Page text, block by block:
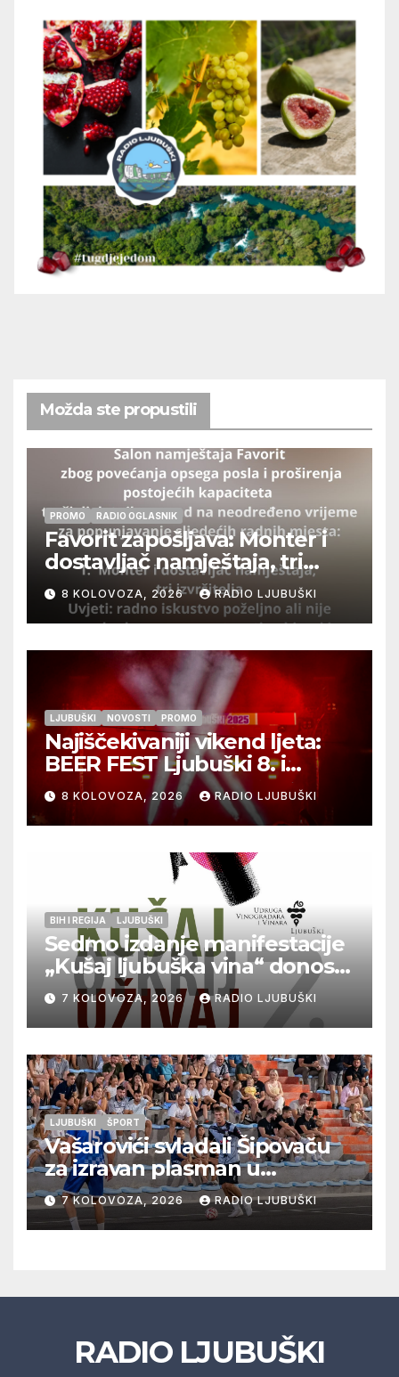
Možda ste propustili
PROMO RADIO OGLASNIK
Favorit zapošljava: Monter i
dostavljač namještaja, tri
izvršitelja
8 KOLOVOZA, 2026 RADIO LJUBUŠKI
LJUBUŠKI NOVOSTI PROMO
Najiščekivaniji vikend ljeta:
BEER FEST Ljubuški 8. i
9.kolovoza
8 KOLOVOZA, 2026 RADIO LJUBUŠKI
BIH I REGIJA LJUBUŠKI
Sedmo izdanje manifestacije
„Kušaj ljubuška vina“ donosi
vrhunska vina, gastronomiju i
glazbu
7 KOLOVOZA, 2026 RADIO LJUBUŠKI
LJUBUŠKI ŠPORT
Vašarovići svladali Šipovaču
za izravan plasman u
četvrtfinale, Grab izborio
prolazak dalje, Klobuk ispao,
večeras počinje četvrtfinale
7 KOLOVOZA, 2026 RADIO LJUBUŠKI
RADIO LJUBUŠKI